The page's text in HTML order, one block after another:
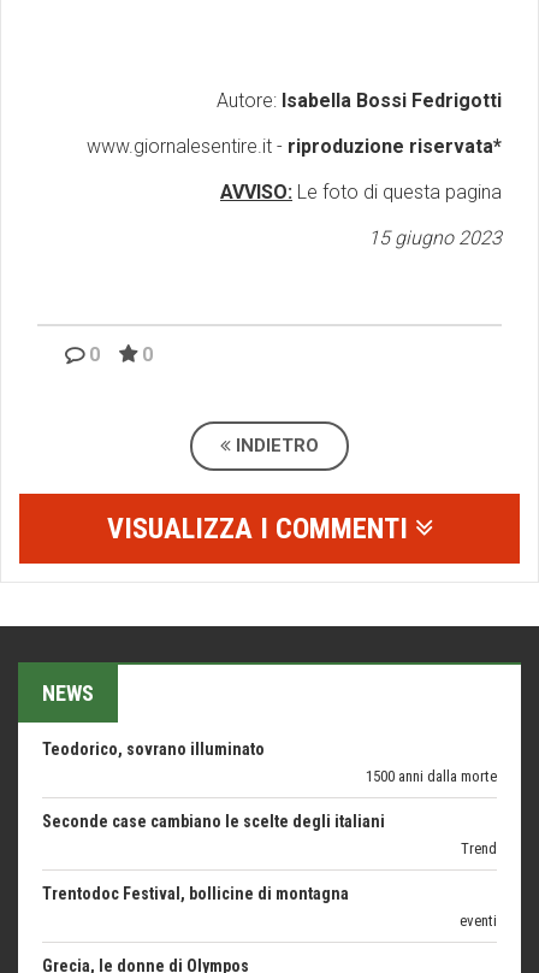
Autore: Isabella Bossi Fedrigotti
www.giornalesentire.it - riproduzione riservata*
AVVISO: Le foto di questa pagina
15 giugno 2023
0 0
INDIETRO
VISUALIZZA I COMMENTI
NEWS
Emilio Isgrò, il cancellatore
Proteggersi, sempre
Teodorico, sovrano illuminato